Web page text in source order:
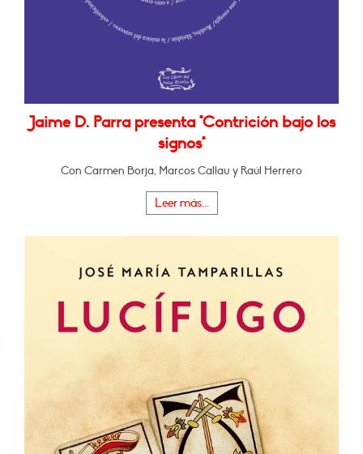
Jaime D. Parra presenta "Contrición bajo los
signos"
Con Carmen Borja, Marcos Callau y Raúl Herrero
Leer más...